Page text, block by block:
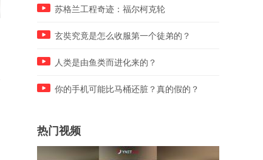
02:40
告诉孩子，不和这种人走！
告诉孩子，不要跟猫走，小
苏格兰工程奇迹：福尔柯克轮
玄奘究竟是怎么收服第一个徒弟的？
人类是由鱼类而进化来的？
你的手机可能比马桶还脏？真的假的？
热门视频